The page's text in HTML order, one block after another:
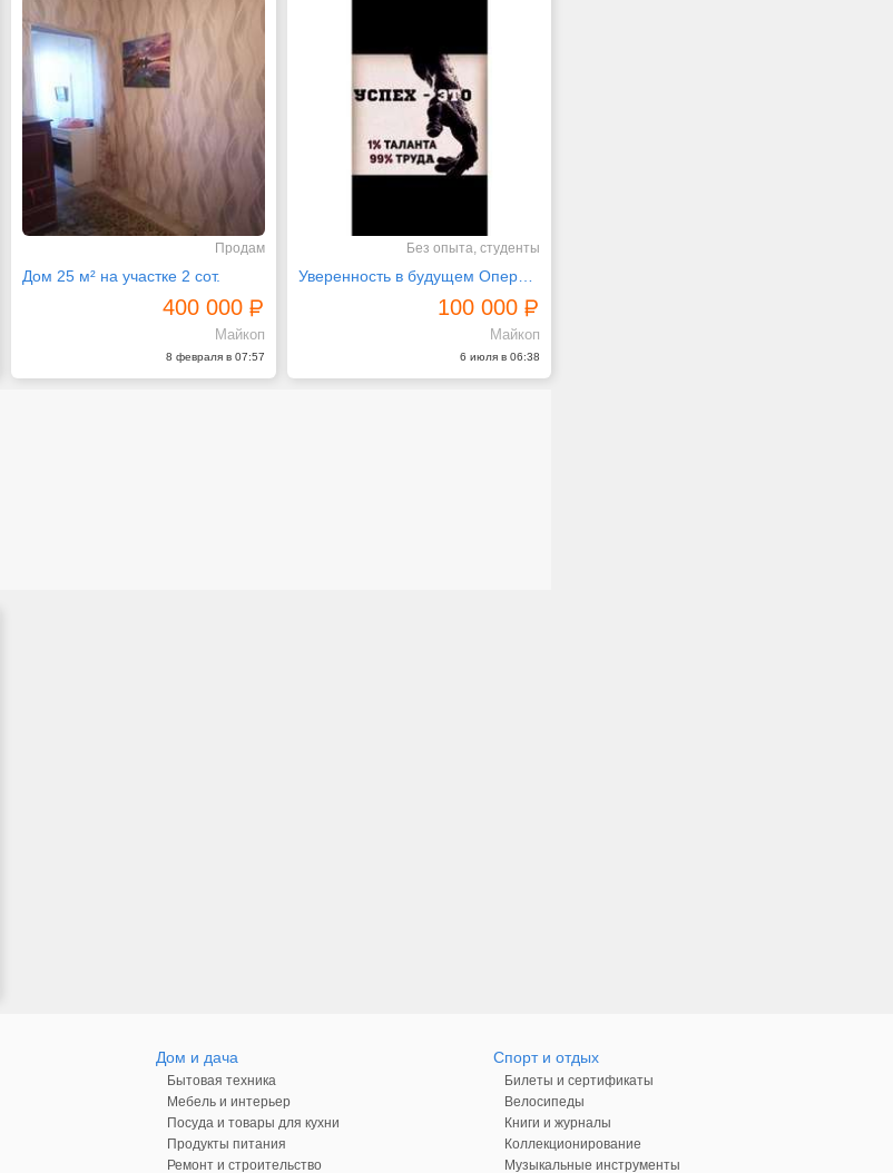
Продам
Дом 25 м² на участке 2 сот.
400 000
Майкоп
8 февраля в 07:57
Без опыта, студенты
Уверенность в будущем Оператор
100 000
Майкоп
6 июля в 06:38
Дом и дача
Бытовая техника
Мебель и интерьер
Посуда и товары для кухни
Продукты питания
Ремонт и строительство
Спорт и отдых
Билеты и сертификаты
Велосипеды
Книги и журналы
Коллекционирование
Музыкальные инструменты